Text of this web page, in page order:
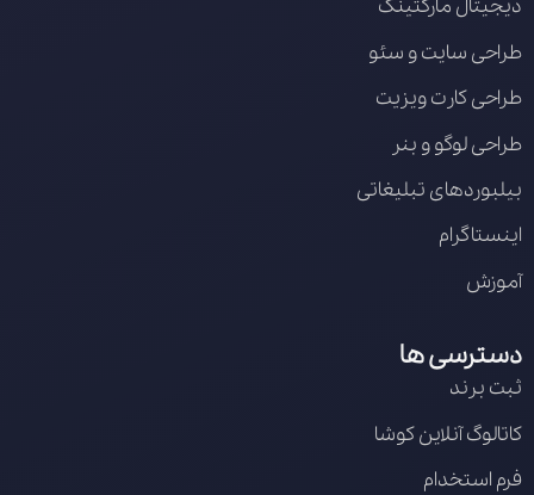
دیجیتال مارکتینگ
طراحی سایت و سئو
طراحی کارت ویزیت
طراحی لوگو و بنر
بیلبوردهای تبلیغاتی
اینستاگرام
آموزش
دسترسی ها
ثبت برند
کاتالوگ آنلاین کوشا
فرم استخدام